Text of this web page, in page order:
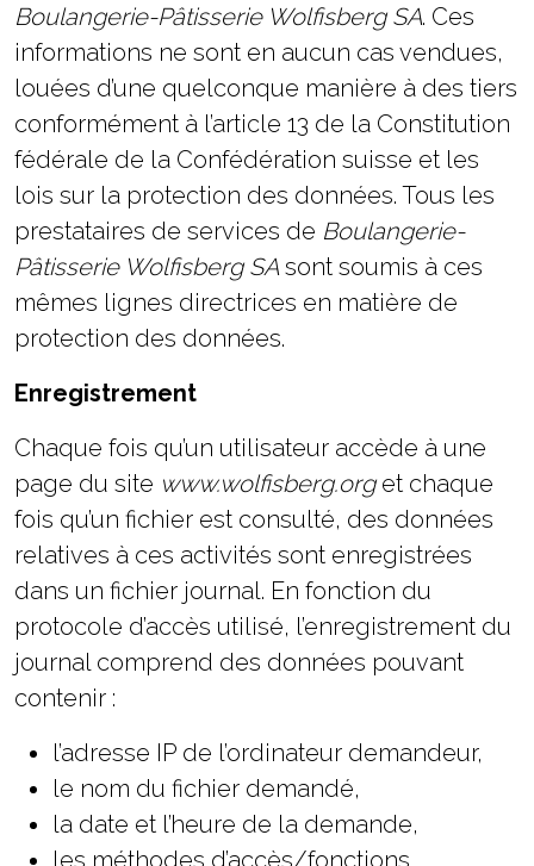
Boulangerie-Pâtisserie Wolfisberg SA. Ces
informations ne sont en aucun cas vendues,
louées d’une quelconque manière à des tiers
conformément à l’article 13 de la Constitution
fédérale de la Confédération suisse et les
lois sur la protection des données. Tous les
prestataires de services de Boulangerie-
Pâtisserie Wolfisberg SAsont soumis à ces
mêmes lignes directrices en matière de
protection des données.
Enregistrement
Chaque fois qu’un utilisateur accède à une
page du site www.wolfisberg.orget chaque
fois qu’un fichier est consulté, des données
relatives à ces activités sont enregistrées
dans un fichier journal. En fonction du
protocole d’accès utilisé, l’enregistrement du
journal comprend des données pouvant
contenir :
l’adresse IP de l’ordinateur demandeur,
le nom du fichier demandé,
la date et l’heure de la demande,
les méthodes d’accès/fonctions
site Web est
utilisé.
Experience
site Web
fonctionne
que possible
lors de votre
visite. Si vous
refusez ces
cookies,
certaines
disparaîtront
Marketing
En partageant
votre intérêt et
votre
comportement
visitez notre
site, vous
les chances
contenu et
personnalisés.